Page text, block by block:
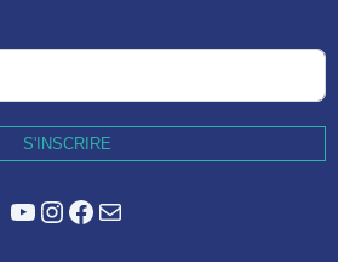
S'INSCRIRE
YouTube
Instagram
Facebook
E-mail